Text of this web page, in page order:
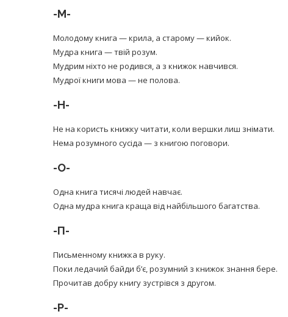
-М-
Молодому книга — крила, а старому — кийок.
Мудра книга — твій розум.
Мудрим ніхто не родився, а з книжок навчився.
Мудрої книги мова — не полова.
-Н-
Не на користь книжку читати, коли вершки лиш знімати.
Нема розумного сусіда — з книгою поговори.
-О-
Одна книга тисячі людей навчає.
Одна мудра книга краща від найбільшого багатства.
-П-
Письменному книжка в руку.
Поки ледачий байди б’є, розумний з книжок знання бере.
Прочитав добру книгу зустрівся з другом.
-Р-